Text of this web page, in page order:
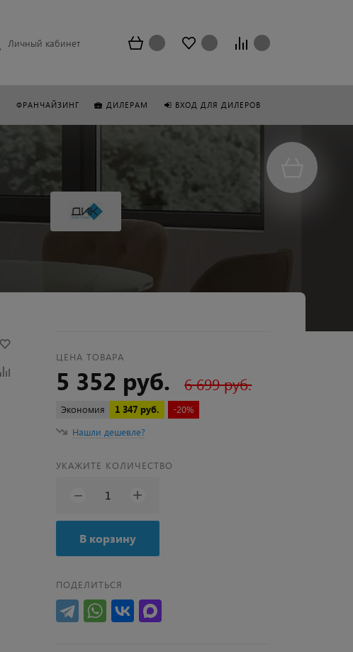
Личный кабинет
ФРАНЧАЙЗИНГ ДИЛЕРАМ ВХОД ДЛЯ ДИЛЕРОВ
ЦЕНА ТОВАРА
5 352 руб. 6 699 руб.
Экономия 1 347 руб.
-20%
Нашли дешевле?
УКАЖИТЕ КОЛИЧЕСТВО
− +
В корзину
ПОДЕЛИТЬСЯ